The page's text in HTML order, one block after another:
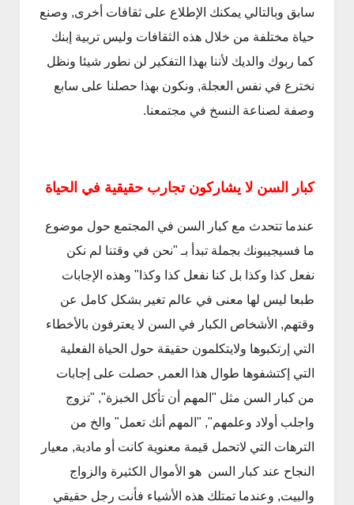
سابق وبالتالي يمكنك الإطلاع على ثقافات أخرى, وصنع
حياة مختلفة من خلال هذه الثقافات وليس تربية إبنك
كما ربوك والديك لأننا بهذا التفكير لن نطور شيئا ونظل
نخترع في نفس العجلة, ونكون بهذا حصلنا على سابع
وصفة لصناعة النسخ في مجتمعنا.
كبار السن لا يشاركون تجارب حقيقية في الحياة
عندما تتحدث مع كبار السن في المجتمع حول موضوع
ما فسيجيبونك بجملة تبدأ بـ "نحن في وقتنا لم نكن
نفعل كذا وكذا بل كنا نفعل كذا وكذا" وهذه الإجابات
طبعا ليس لها معنى في عالم تغير بشكل كامل عن
وقتهم, الأشخاص الكبار في السن لا يعترفون بالأخطاء
التي إرتكبوها ولايتكلمون حقيقة حول الحياة الفعلية
التي إكتشفوها طوال هذا العمر, حصلت على إجابات
من كبار السن مثل "المهم أن تأكل الخبزة", "تزوج
واجلب أولاد وعلمهم", "المهم أنك تعمل" والخ من
الترهات التي لاتحمل قيمة معنوية كانت أو مادية, معيار
النجاح عند كبار السن هو الأموال الكثيرة والزواج
والبيت, وعندما تمتلك هذه الأشياء فأنت رجل حقيقي